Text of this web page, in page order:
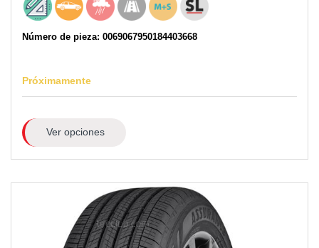
Número de pieza: 0069067950184403668
Próximamente
Ver opciones